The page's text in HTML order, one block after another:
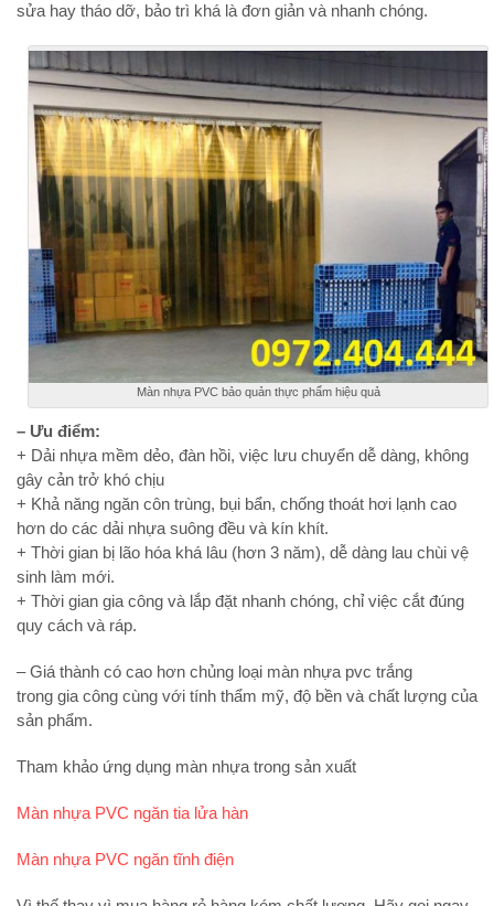
sửa hay tháo dỡ, bảo trì khá là đơn giản và nhanh chóng.
Màn nhựa PVC bảo quản thực phẩm hiệu quả
– Ưu điểm:
+ Dải nhựa mềm dẻo, đàn hồi, việc lưu chuyển dễ dàng, không
gây cản trở khó chịu
+ Khả năng ngăn côn trùng, bụi bẩn, chống thoát hơi lạnh cao
hơn do các dải nhựa suông đều và kín khít.
+ Thời gian bị lão hóa khá lâu (hơn 3 năm), dễ dàng lau chùi vệ
sinh làm mới.
+ Thời gian gia công và lắp đặt nhanh chóng, chỉ việc cắt đúng
quy cách và ráp.
– Giá thành có cao hơn chủng loại màn nhựa pvc trắng
trong gia công cùng với tính thẩm mỹ, độ bền và chất lượng của
sản phẩm.
Tham khảo ứng dụng màn nhựa trong sản xuất
Màn nhựa PVC ngăn tia lửa hàn
Màn nhựa PVC ngăn tĩnh điện